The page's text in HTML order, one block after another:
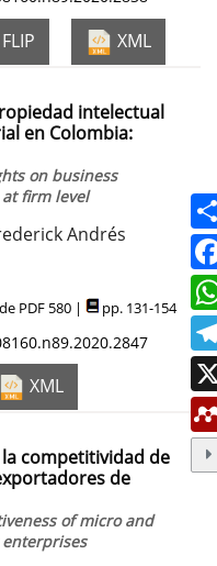
FLIP XML
intelectual
en Colombia:
on business
firm level
Andrés
PDF 580 | pp. 131-154
XML
competitividad de
de
of micro and